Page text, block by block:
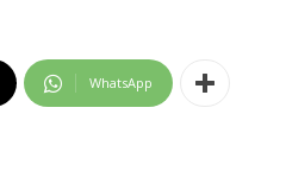
WhatsApp